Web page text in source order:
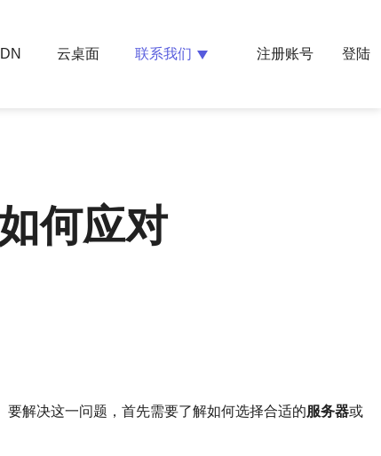
云桌面 联系我们 注册账号 登陆
何应对
解决这一问题，首先需要了解如何选择合适的服务器或